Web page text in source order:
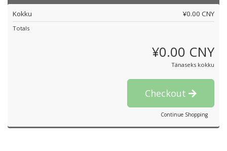
Kokku ¥0.00 CNY
Totals
¥0.00 CNY
Tänaseks kokku
Checkout
Continue Shopping